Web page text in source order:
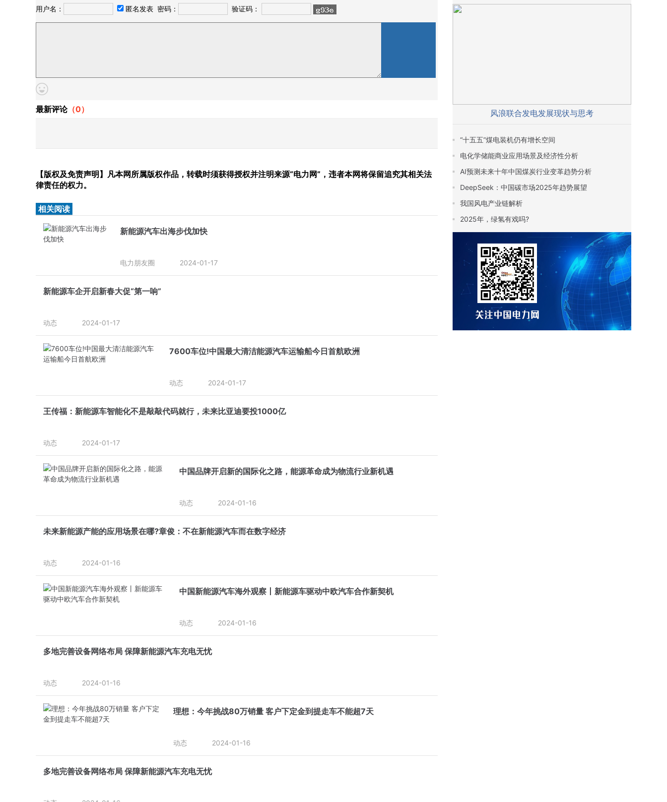
用户名： 匿名发表 密码： 验证码：
最新评论（0）
【版权及免责声明】凡本网所属版权作品，转载时须获得授权并注明来源“电力网”，违者本网将保留追究其相关法
律责任的权力。
相关阅读
新能源汽车出海步伐加快
电力朋友圈 2024-01-17
新能源车企开启新春大促“第一响”
动态 2024-01-17
7600车位!中国最大清洁能源汽车运输船今日首航欧洲
动态 2024-01-17
王传福：新能源车智能化不是敲敲代码就行，未来比亚迪要投1000亿
动态 2024-01-17
中国品牌开启新的国际化之路，能源革命成为物流行业新机遇
动态 2024-01-16
未来新能源产能的应用场景在哪?章俊：不在新能源汽车而在数字经济
动态 2024-01-16
中国新能源汽车海外观察丨新能源车驱动中欧汽车合作新契机
动态 2024-01-16
多地完善设备网络布局 保障新能源汽车充电无忧
动态 2024-01-16
理想：今年挑战80万销量 客户下定金到提走车不能超7天
动态 2024-01-16
多地完善设备网络布局 保障新能源汽车充电无忧
风浪联合发电发展现状与思考
“十五五”煤电装机仍有增长空间
电化学储能商业应用场景及经济性分析
AI预测未来十年中国煤炭行业变革趋势分析
DeepSeek：中国碳市场2025年趋势展望
我国风电产业链解析
2025年，绿氢有戏吗?